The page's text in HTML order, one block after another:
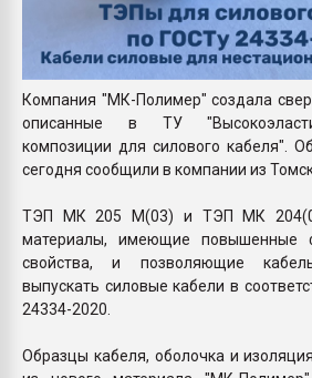
Компания "МК-Полимер" создала
описанные в ТУ
композиции для силового кабеля".
сегодня сообщили в компании из
ТЭП МК 205 М(03) и ТЭП МК
материалы, имеющие повышенные
свойства, и позволяющие
выпускать силовые кабели в
24334-2020.
Образцы кабеля, оболочка и